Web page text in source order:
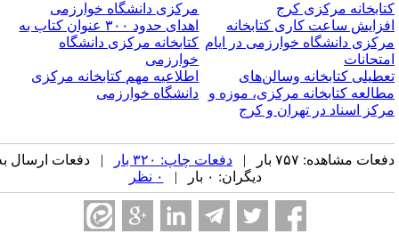
مرکزی کرج
مرکزی دانشگاه خوارزمی
ساعت کاری کتابخانه
دانشگاه خوارزمی در ایام
اهدای حدود ۳۰۰ عنوان کتاب به
کتابخانه مرکزی دانشگاه
خوارزمی
کتابخانه وسالن‌های
کتابخانه مرکزی، موزه و
اسناد در تهران و کرج
اطلاعیه مهم کتابخانه مرکزی
دانشگاه خوارزمی
مشاهده: ۷۵۷ بار | دفعات چاپ: ۳۲۰ بار
| دفعات ارسال به
دیگران: ۰ بار |